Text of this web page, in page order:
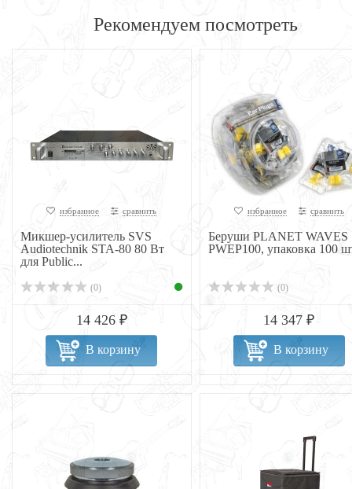
Рекомендуем посмотреть
избранное сравнить
Микшер-усилитель SVS
Audiotechnik STA-80 80 Вт
для Public...
(0)
14 426 ₽
В корзину
избранное сравнить
Беруши PLANET WAVES
PWEP100, упаковка 100
(0)
14 347 ₽
В корзину